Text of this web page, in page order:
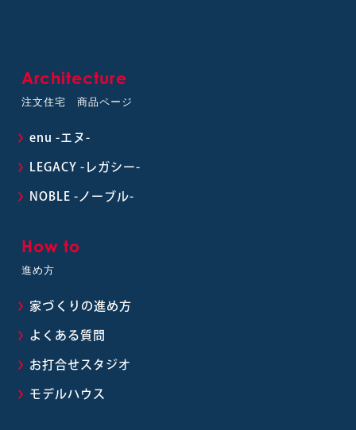
Architecture
注文住宅 商品ページ
enu -エヌ-
LEGACY -レガシー-
NOBLE -ノーブル-
How to
進め方
家づくりの進め方
よくある質問
お打合せスタジオ
モデルハウス